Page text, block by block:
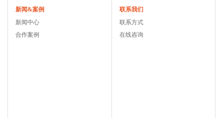
新闻&案例
新闻中心
合作案例
联系我们
联系方式
在线咨询